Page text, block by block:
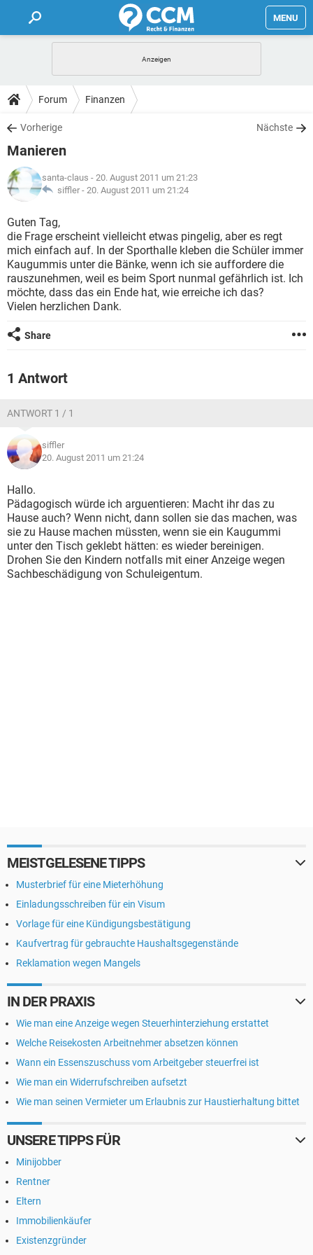
MENU
FORUM
TIPPS
Forum Finanzen
Vorherige Nächste
Manieren
santa-claus - 20. August 2011 um 21:23
siffler - 20. August 2011 um 21:24
Guten Tag,
die Frage erscheint vielleicht etwas pingelig, aber es regt
mich einfach auf. In der Sporthalle kleben die Schüler immer
Kaugummis unter die Bänke, wenn ich sie auffordere die
rauszunehmen, weil es beim Sport nunmal gefährlich ist. Ich
möchte, dass das ein Ende hat, wie erreiche ich das?
Vielen herzlichen Dank.
Share
1 Antwort
ANTWORT 1 / 1
siffler
20. August 2011 um 21:24
Hallo.
Pädagogisch würde ich arguentieren: Macht ihr das zu
Hause auch? Wenn nicht, dann sollen sie das machen, was
sie zu Hause machen müssten, wenn sie ein Kaugummi
unter den Tisch geklebt hätten: es wieder bereinigen.
Drohen Sie den Kindern notfalls mit einer Anzeige wegen
Sachbeschädigung von Schuleigentum.
MEISTGELESENE TIPPS
Musterbrief für eine Mieterhöhung
Einladungsschreiben für ein Visum
Vorlage für eine Kündigungsbestätigung
Kaufvertrag für gebrauchte Haushaltsgegenstände
Reklamation wegen Mangels
IN DER PRAXIS
Wie man eine Anzeige wegen Steuerhinterziehung erstattet
Welche Reisekosten Arbeitnehmer absetzen können
Wann ein Essenszuschuss vom Arbeitgeber steuerfrei ist
Wie man ein Widerrufschreiben aufsetzt
Wie man seinen Vermieter um Erlaubnis zur Haustierhaltung bittet
UNSERE TIPPS FÜR
Minijobber
Rentner
Eltern
Immobilienkäufer
Existenzgründer